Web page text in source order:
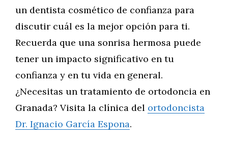
un dentista cosmético de confianza para
discutir cuál es la mejor opción para ti.
Recuerda que una sonrisa hermosa puede
tener un impacto significativo en tu
confianza y en tu vida en general.
¿Necesitas un tratamiento de ortodoncia en
Granada? Visita la clínica del ortodoncista
Dr. Ignacio García Espona.